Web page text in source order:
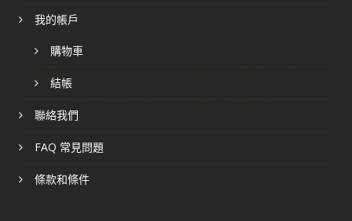
我的帳戶
購物車
結帳
聯絡我們
FAQ 常見問題
條款和條件